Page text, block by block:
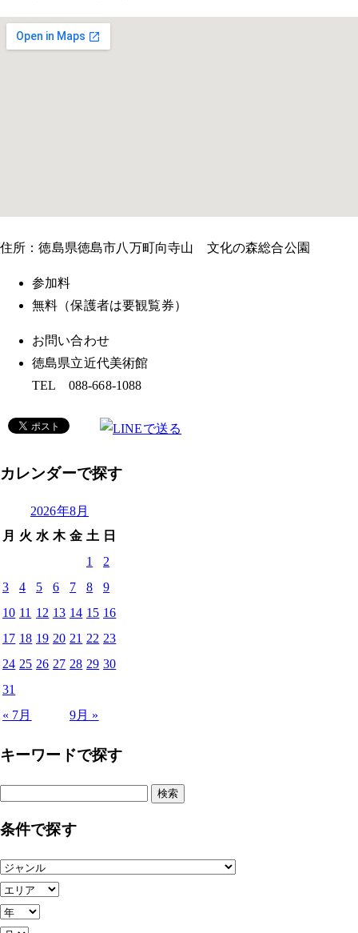
住所：徳島県徳島市八万町向寺山 文化の森総合公園
参加料
無料（保護者は要観覧券）
お問い合わせ
徳島県立近代美術館
TEL 088-668-1088
カレンダーで探す
2026年8月
月 火 水 木 金 土 日
« 7月 9月 »
1
2
3
4 5 6 7 8
9
10 11 12 13 14 15 16
17 18 19 20 21 22 23
24 25 26 27 28 29 30
31
キーワードで探す
条件で探す